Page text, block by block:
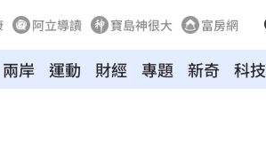
阿立導讀 寶島神很大 富房網
兩岸 運動 財經 專題 新奇 科技